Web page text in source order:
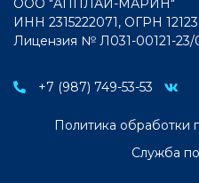
ООО "АППЛАЙ-МАРИН"
ИНН 2315222071, ОГРН
Лицензия № Л031-00121-23/
+7 (987) 749-53-53
Политика обработки
Служба